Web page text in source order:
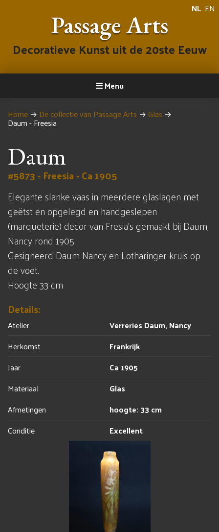
NL EN
Passage Arts
Decoratieve Kunst uit de 20ste Eeuw
Menu
Home → De collectie van Passage Arts → Glas →
Daum - Freesia
Daum
#5873 - Freesia - Ca 1905
Elegante slanke vaas in meerdere glaslagen met
geëtst en opgelegd en handgeslepen
(marqueterie) decor van Fresia's gemaakt bij Daum,
Nancy rond 1905.
Gesigneerd Daum Nancy en Lotharinger kruis op
de voet.
Hoogte 33 cm
Details:
Atelier
Verreries Daum, Nancy
Herkomst
Frankrijk
Jaar
Ca 1905
Materiaal
Glas
Afmetingen
hoogte: 33 cm
Conditie
Excellent